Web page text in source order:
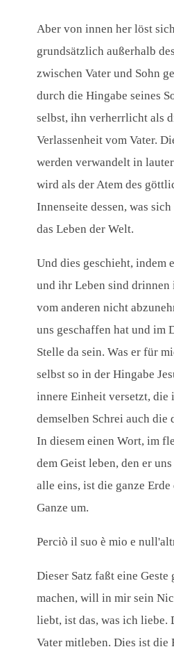
Aber von innen her löst
grundsätzlich außerhalb
zwischen Vater und Sohn
durch die Hingabe seines
selbst, ihn verherrlicht als
Verlassenheit vom Vater.
werden verwandelt in
wird als der Atem des
Innenseite dessen, was
das Leben der Welt.
Und dies geschieht, indem
und ihr Leben sind drinnen
vom anderen nicht
uns geschaffen hat und im
Stelle da sein. Was er für
selbst so in der Hingabe
innere Einheit versetzt, die
demselben Schrei auch
In diesem einen Wort, im
dem Geist leben, den er
alle eins, ist die ganze
Ganze um.
Perciò il suo è mio e
Dieser Satz faßt eine
machen, will in mir sein
liebt, ist das, was ich liebe.
Vater mitleben. Dies ist die